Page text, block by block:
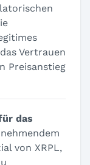
Vertrauen
Preisanstieg
das
von XRPL,